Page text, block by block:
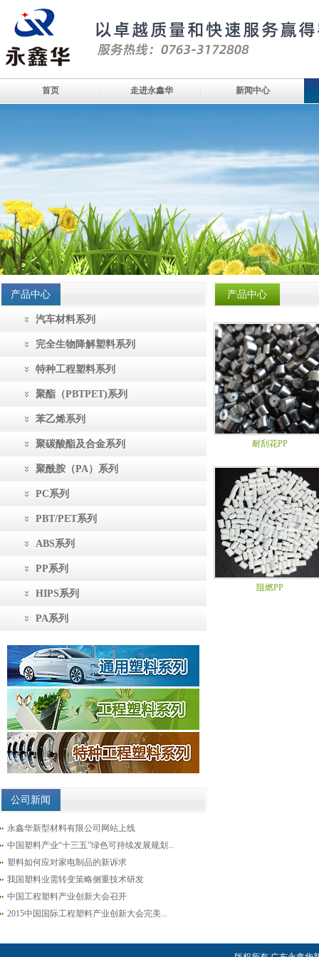
首页 走进永鑫华 新闻中心
产品中心
汽车材料系列
完全生物降解塑料系列
特种工程塑料系列
聚酯（PBTPET)系列
苯乙烯系列
聚碳酸酯及合金系列
聚酰胺（PA）系列
PC系列
PBT/PET系列
ABS系列
PP系列
HIPS系列
PA系列
公司新闻
永鑫华新型材料有限公司网站上线
中国塑料产业“十三五”绿色可持续发展规划...
塑料如何应对家电制品的新诉求
我国塑料业需转变策略侧重技术研发
中国工程塑料产业创新大会召开
2015中国国际工程塑料产业创新大会完美...
产品中心
耐刮花PP
阻燃PP